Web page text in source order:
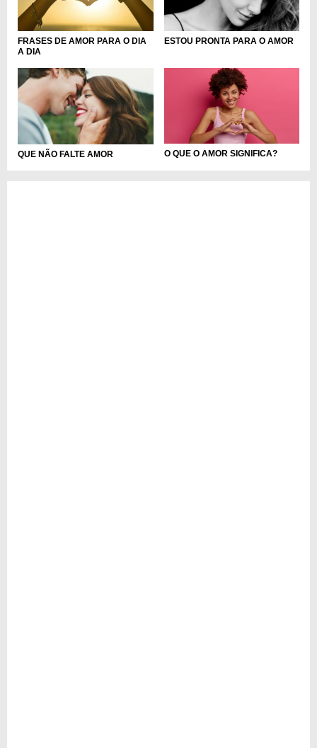
FRASES DE AMOR PARA O DIA
A DIA
ESTOU PRONTA PARA O AMOR
QUE NÃO FALTE AMOR O QUE O AMOR SIGNIFICA?